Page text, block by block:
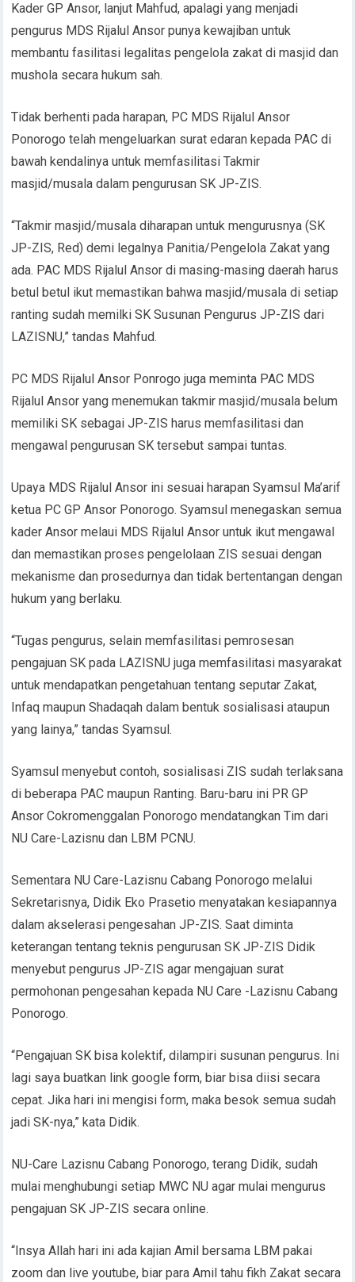
Kader GP Ansor, lanjut Mahfud, apalagi yang menjadi
pengurus MDS Rijalul Ansor punya kewajiban untuk
membantu fasilitasi legalitas pengelola zakat di masjid dan
mushola secara hukum sah.
Tidak berhenti pada harapan, PC MDS Rijalul Ansor
Ponorogo telah mengeluarkan surat edaran kepada PAC di
bawah kendalinya untuk memfasilitasi Takmir
masjid/musala dalam pengurusan SK JP-ZIS.
“Takmir masjid/musala diharapan untuk mengurusnya (SK
JP-ZIS, Red) demi legalnya Panitia/Pengelola Zakat yang
ada. PAC MDS Rijalul Ansor di masing-masing daerah harus
betul betul ikut memastikan bahwa masjid/musala di setiap
ranting sudah memilki SK Susunan Pengurus JP-ZIS dari
LAZISNU,” tandas Mahfud.
PC MDS Rijalul Ansor Ponrogo juga meminta PAC MDS
Rijalul Ansor yang menemukan takmir masjid/musala belum
memiliki SK sebagai JP-ZIS harus memfasilitasi dan
mengawal pengurusan SK tersebut sampai tuntas.
Upaya MDS Rijalul Ansor ini sesuai harapan Syamsul Ma’arif
ketua PC GP Ansor Ponorogo. Syamsul menegaskan semua
kader Ansor melaui MDS Rijalul Ansor untuk ikut mengawal
dan memastikan proses pengelolaan ZIS sesuai dengan
mekanisme dan prosedurnya dan tidak bertentangan dengan
hukum yang berlaku.
“Tugas pengurus, selain memfasilitasi pemrosesan
pengajuan SK pada LAZISNU juga memfasilitasi masyarakat
untuk mendapatkan pengetahuan tentang seputar Zakat,
Infaq maupun Shadaqah dalam bentuk sosialisasi ataupun
yang lainya,” tandas Syamsul.
Syamsul menyebut contoh, sosialisasi ZIS sudah terlaksana
di beberapa PAC maupun Ranting. Baru-baru ini PR GP
Ansor Cokromenggalan Ponorogo mendatangkan Tim dari
NU Care-Lazisnu dan LBM PCNU.
Sementara NU Care-Lazisnu Cabang Ponorogo melalui
Sekretarisnya, Didik Eko Prasetio menyatakan kesiapannya
dalam akselerasi pengesahan JP-ZIS. Saat diminta
keterangan tentang teknis pengurusan SK JP-ZIS Didik
menyebut pengurus JP-ZIS agar mengajuan surat
permohonan pengesahan kepada NU Care -Lazisnu Cabang
Ponorogo.
“Pengajuan SK bisa kolektif, dilampiri susunan pengurus. Ini
lagi saya buatkan link google form, biar bisa diisi secara
cepat. Jika hari ini mengisi form, maka besok semua sudah
jadi SK-nya,” kata Didik.
NU-Care Lazisnu Cabang Ponorogo, terang Didik, sudah
mulai menghubungi setiap MWC NU agar mulai mengurus
pengajuan SK JP-ZIS secara online.
“Insya Allah hari ini ada kajian Amil bersama LBM pakai
zoom dan live youtube, biar para Amil tahu fikh Zakat secara